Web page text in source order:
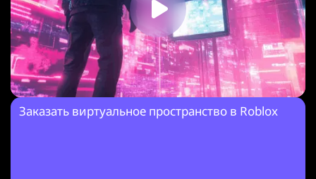
Заказать виртуальное пространство в Roblox